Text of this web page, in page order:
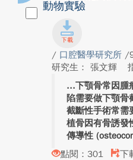
動物實驗
/ 口腔醫學研究所 /
研究生： 張文輝
下顎骨常因腫
陷需要做下顎骨
截斷性手術常需
植骨因有骨誘發
傳導性
點閱：301
下